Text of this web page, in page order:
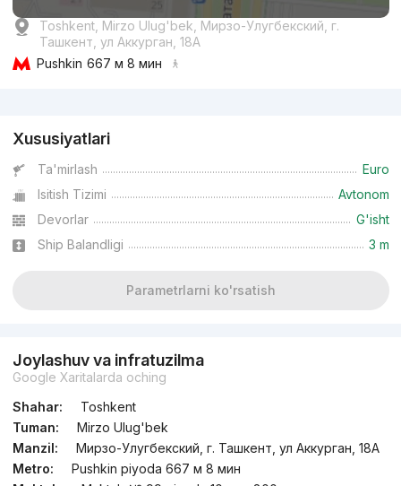
Toshkent, Mirzo Ulug'bek, Мирзо-Улугбекский, г.
Ташкент, ул Аккурган, 18A
Pushkin 667 м 8 мин
Xususiyatlari
Ta'mirlash
Euro
Isitish Tizimi
Avtonom
Devorlar
G'isht
Ship Balandligi
3 m
Parametrlarni ko'rsatish
Joylashuv va infratuzilma
Google Xaritalarda oching
Shahar:
Toshkent
Tuman:
Mirzo Ulug'bek
Manzil:
Мирзо-Улугбекский, г. Ташкент, ул Аккурган, 18A
Metro:
Pushkin piyoda 667 м 8 мин